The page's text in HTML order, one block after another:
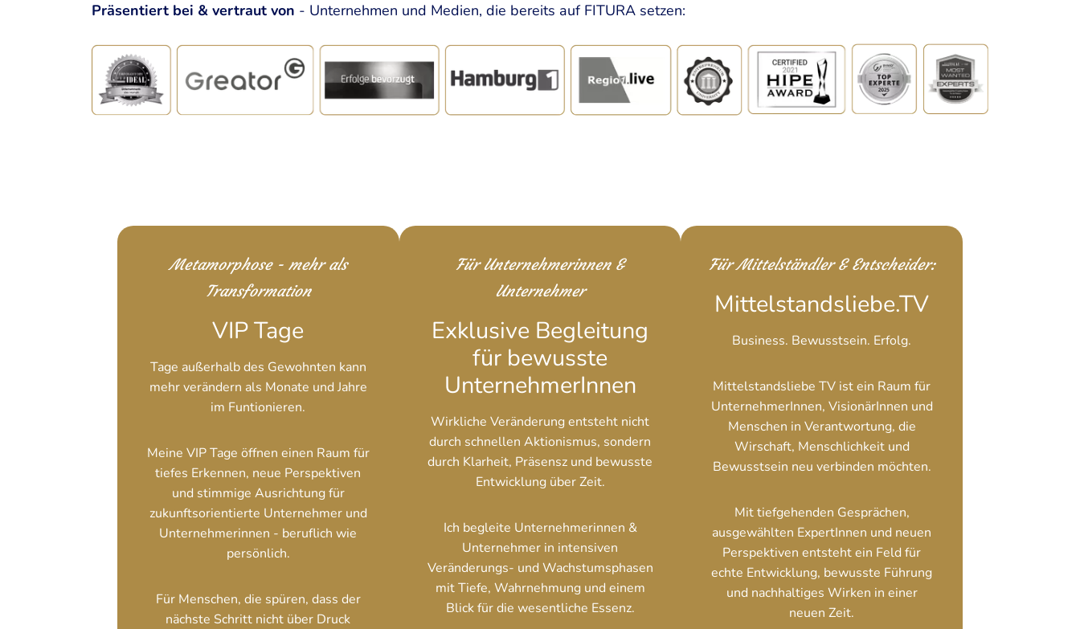
Präsentiert bei & vertraut von - Unternehmen und Medien, die bereits auf FITURA setzen:
Metamorphose - mehr als
Transformation
VIP Tage
Tage außerhalb des Gewohnten kann
mehr verändern als Monate und Jahre
im Funtionieren.
Meine VIP Tage öffnen einen Raum für
tiefes Erkennen, neue Perspektiven
und stimmige Ausrichtung für
zukunftsorientierte Unternehmer und
Unternehmerinnen - beruflich wie
persönlich.
Für Menschen, die spüren, dass der
nächste Schritt nicht über Druck
Für Unternehmerinnen &
Unternehmer
Exklusive Begleitung
für bewusste
UnternehmerInnen
Wirkliche Veränderung entsteht nicht
durch schnellen Aktionismus, sondern
durch Klarheit, Präsensz und bewusste
Entwicklung über Zeit.
Ich begleite Unternehmerinnen &
Unternehmer in intensiven
Veränderungs- und Wachstumsphasen
mit Tiefe, Wahrnehmung und einem
Blick für die wesentliche Essenz.
Für Mittelständler & Entscheider:
Mittelstandsliebe.TV
Business. Bewusstsein. Erfolg.
Mittelstandsliebe TV ist ein Raum für
UnternehmerInnen, VisionärInnen und
Menschen in Verantwortung, die
Wirschaft, Menschlichkeit und
Bewusstsein neu verbinden möchten.
Mit tiefgehenden Gesprächen,
ausgewählten ExpertInnen und neuen
Perspektiven entsteht ein Feld für
echte Entwicklung, bewusste Führung
und nachhaltiges Wirken in einer
neuen Zeit.